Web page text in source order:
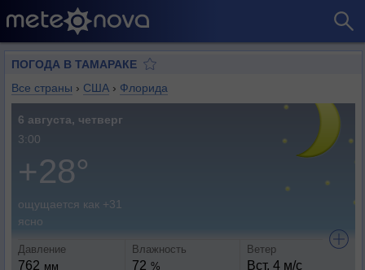
ПОГОДА В ТАМАРАКЕ
Все страны › США › Флорида
6 августа, четверг
3:00
+28°
ощущается как +31
ясно
Давление
762 мм
Влажность
72 %
Ветер
Вст, 4 м/с